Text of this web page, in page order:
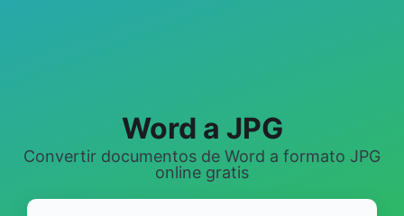
Word a JPG
Convertir documentos de Word a formato JPG
online gratis